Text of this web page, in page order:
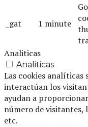
_gat 1 minute
Analiticas
Analiticas
Las cookies
interactúan los
ayudan a
número de visitantes,
etc.